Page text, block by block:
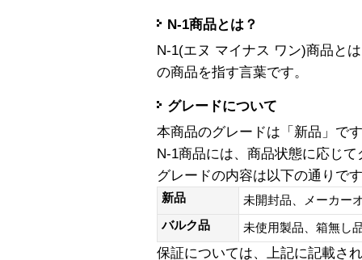
N-1商品とは？
N-1(エヌ マイナス ワン)商品と
の商品を指す言葉です。
グレードについて
本商品のグレードは「新品」です
N-1商品には、商品状態に応じ
グレードの内容は以下の通りで
新品
未開封品、メーカー
バルク品
未使用製品、箱無
保証については、上記に記載さ